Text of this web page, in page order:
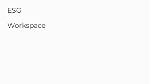
ESG
Workspace